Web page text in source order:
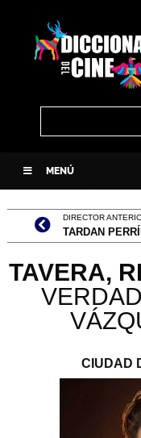
MENÚ
DIRECTOR
TAVERA,
CIUDAD